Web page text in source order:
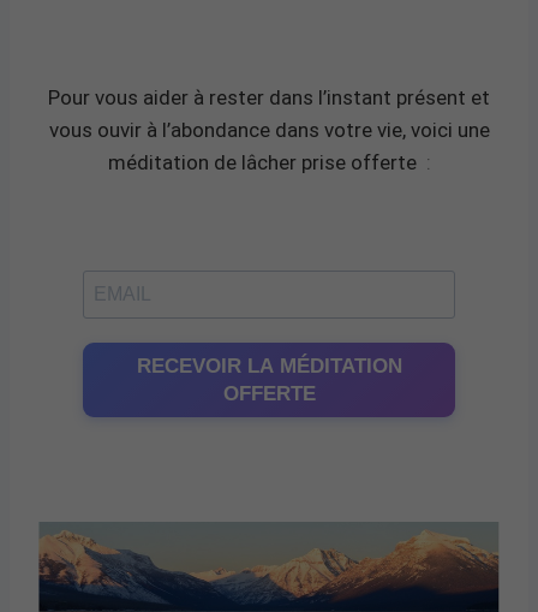
Pour vous aider à rester dans l’instant présent et
vous ouvir à l’abondance dans votre vie, voici une
méditation de lâcher prise offerte :
RECEVOIR LA MÉDITATION
OFFERTE